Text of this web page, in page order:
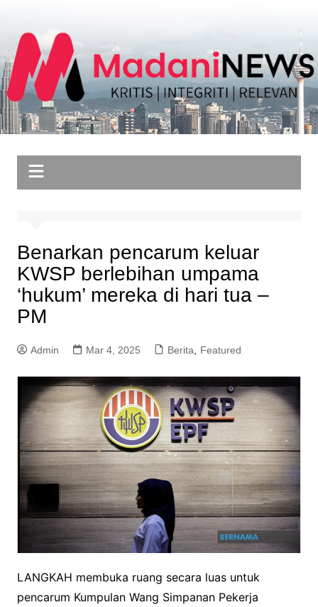
content
Benarkan pencarum keluar
KWSP berlebihan umpama
‘hukum’ mereka di hari tua –
PM
Admin Mar 4, 2025 Berita, Featured
LANGKAH membuka ruang secara luas untuk
pencarum Kumpulan Wang Simpanan Pekerja